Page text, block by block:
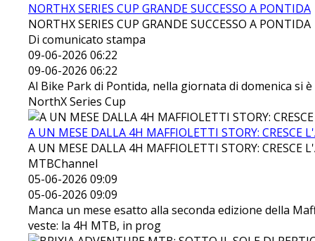
NORTHX SERIES CUP GRANDE SUCCESSO A PONTIDA
NORTHX SERIES CUP GRANDE SUCCESSO A PONTIDA
Di comunicato stampa
09-06-2026 06:22
09-06-2026 06:22
Al Bike Park di Pontida, nella giornata di domenica si
NorthX Series Cup
A UN MESE DALLA 4H MAFFIOLETTI STORY: CRESCE
A UN MESE DALLA 4H MAFFIOLETTI STORY: CRESCE
MTBChannel
05-06-2026 09:09
05-06-2026 09:09
Manca un mese esatto alla seconda edizione della
veste: la 4H MTB, in prog